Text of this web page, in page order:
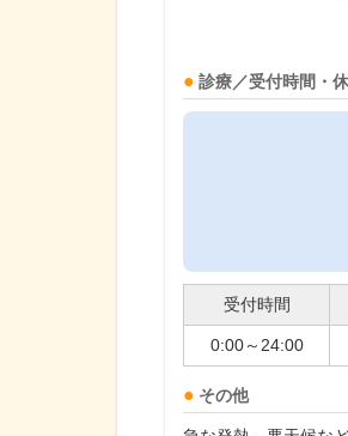
診療／受付時間・
受付時間
0:00～24:00
その他